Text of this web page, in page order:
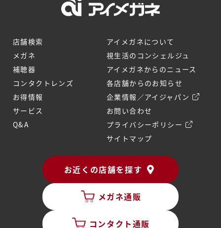
店舗検索
メガネ
補聴器
コンタクトレンズ
お得情報
サービス
Q&A
アイメガネについて
視生活のコンシェルジュ
アイメガネからのニュース
各店舗からのお知らせ
企業情報／アイジャパン
お問い合わせ
プライバシーポリシー
サイトマップ
お近くの店舗を探す
メガネ通販
コンタクト通販